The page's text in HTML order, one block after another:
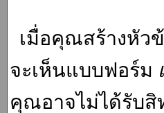
เมื่อคุณสร้างหัว
จะเห็นแบบฟอร์ม
คุณอาจไม่ได้รับสิ